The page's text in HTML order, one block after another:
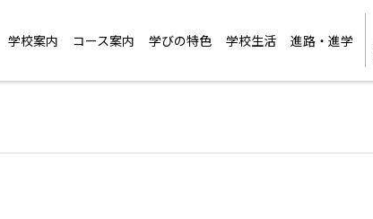
学校案内 コース案内 学びの特色 学校生活 進路・進学